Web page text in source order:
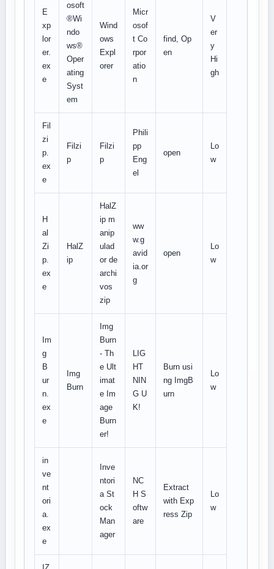
E
xp
lor
er.
ex
e
osoft
®Wi
ndo
ws®
Oper
ating
Syst
em
Wind
ows
Expl
orer
Micr
osof
t Co
rpor
atio
n
find, Op
en
V
er
y
Hi
gh
Fil
zi
p.
ex
e
Filzi
p
Filzi
p
Phili
pp
Eng
el
open
Lo
w
H
al
Zi
p.
ex
e
HalZ
ip
HalZ
ip m
anip
ulad
or de
archi
vos
zip
ww
w.g
avid
ia.or
g
open
Lo
w
Im
g
B
ur
n.
ex
e
Img
Burn
Img
Burn
- Th
e Ult
imat
e Im
age
Burn
er!
LIG
HT
NIN
G U
K!
Burn usi
ng ImgB
urn
Lo
w
in
ve
nt
ori
a.
ex
e
Inve
ntori
a St
ock
Man
ager
NC
H S
oftw
are
Extract
with Exp
ress Zip
Lo
w